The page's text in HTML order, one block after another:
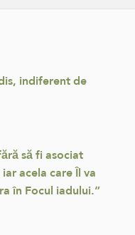
indiferent de
să fi asociat
acela care Îl va
în Focul iadului.”